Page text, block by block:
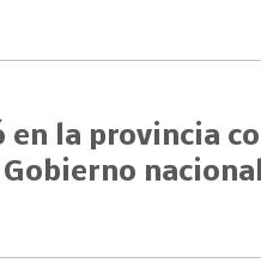
en la provincia
nacional